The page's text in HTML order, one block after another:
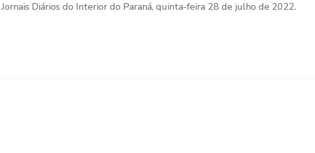
Jornais Diários do Interior do Paraná, quinta-feira 28 de julho de 2022.